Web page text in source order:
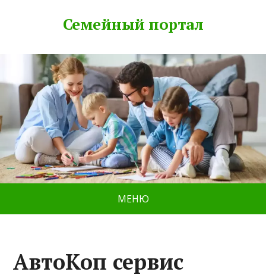
Семейный портал
МЕНЮ
АвтоКоп сервис